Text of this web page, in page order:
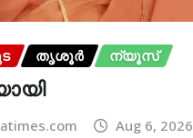
തൃശൂർ ന്യൂസ്
Aug 6, 2026